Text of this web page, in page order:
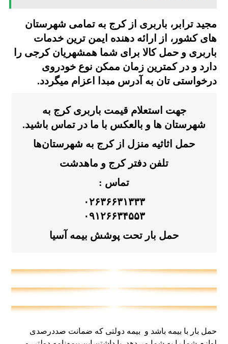
مجید ترابر، باربری از کرج به تمامی شهرستان
های کشور، از ارائه دهنده ایمن ترین خدمات
باربری و حمل کالا برای شما همشهریان کرجی را
دارد و در کمترین زمان ممکن نوع خودروی
درخواستی تان به آدرس مبدا اعزام میگردد.
جهت استعلام قیمت باربری کرج به
شهرستان ها و بالعکس با ما در تماس باشید.
حمل اثاثیه منزل ازکرج به شهرستان‌ها
تلفن دفتر کرج و ماهدشت
تماس :
۰۲۶۳۶۶۳۱۳۳۳
۰۹۱۲۶۶۳۴۵۵۳
حمل بار تحت پوشش بیمه آسیا
حمل بار با بیمه باشد و بیمه دولتی که ضمانت صددرصدی